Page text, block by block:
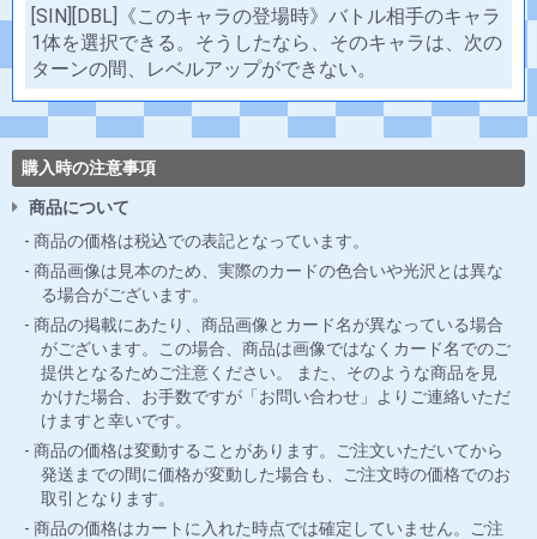
[SIN][DBL]《このキャラの登場時》バトル相手のキャラ
1体を選択できる。そうしたなら、そのキャラは、次の
ターンの間、レベルアップができない。
購入時の注意事項
商品について
商品の価格は税込での表記となっています。
商品画像は見本のため、実際のカードの色合いや光沢とは異な
る場合がございます。
商品の掲載にあたり、商品画像とカード名が異なっている場合
がございます。この場合、商品は画像ではなくカード名でのご
提供となるためご注意ください。 また、そのような商品を見
かけた場合、お手数ですが「お問い合わせ」よりご連絡いただ
けますと幸いです。
商品の価格は変動することがあります。ご注文いただいてから
発送までの間に価格が変動した場合も、ご注文時の価格でのお
取引となります。
商品の価格はカートに入れた時点では確定していません。ご注